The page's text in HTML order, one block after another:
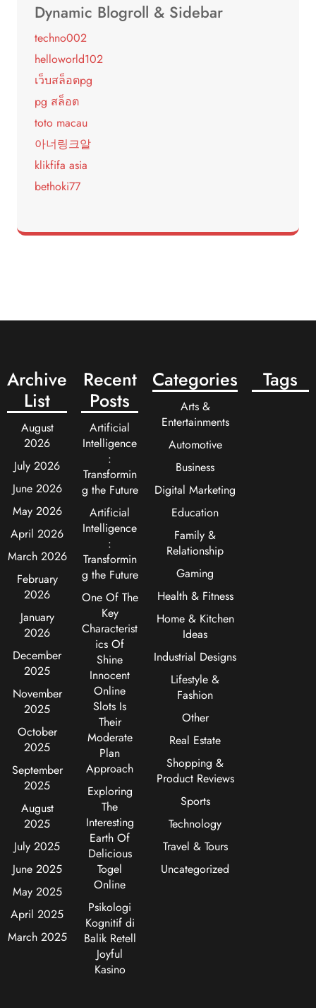
Dynamic Blogroll & Sidebar
techno002
helloworld102
เว็บสล็อตpg
pg สล็อต
toto macau
아너링크알
klikfifa asia
bethoki77
Archive
List
August
2026
July 2026
June 2026
May 2026
April 2026
March 2026
February
2026
January
2026
December
2025
November
2025
October
2025
September
2025
August
2025
July 2025
June 2025
May 2025
April 2025
March 2025
Recent
Posts
Artificial
Intelligence
:
Transformin
g the Future
Artificial
Intelligence
:
Transformin
g the Future
One Of The
Key
Characterist
ics Of
Shine
Innocent
Online
Slots Is
Their
Moderate
Plan
Approach
Exploring
The
Interesting
Earth Of
Delicious
Togel
Online
Psikologi
Kognitif di
Balik Retell
Joyful
Kasino
Categories
Arts &
Entertainments
Automotive
Business
Digital Marketing
Education
Family &
Relationship
Gaming
Health & Fitness
Home & Kitchen
Ideas
Industrial Designs
Lifestyle &
Fashion
Other
Real Estate
Shopping &
Product Reviews
Sports
Technology
Travel & Tours
Uncategorized
Tags